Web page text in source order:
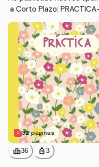
a Corto Plazo:
32 páginas
leaderboard36 personal_bag 3